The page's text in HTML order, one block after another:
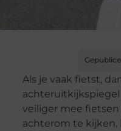
Als je vaak fietst,
achteruitkijkspiegel
veiliger mee
achterom te kijken.